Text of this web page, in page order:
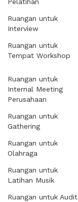
Ruangan untuk
Interview
Ruangan untuk
Tempat Workshop
Ruangan untuk
Internal Meeting
Perusahaan
Ruangan untuk
Gathering
Ruangan untuk
Olahraga
Ruangan untuk
Latihan Musik
Ruangan untuk Audit